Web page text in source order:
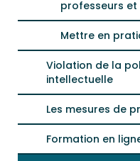
professeurs et
Mettre en
Violation de la
intellectuelle
Les mesures de
Formation en